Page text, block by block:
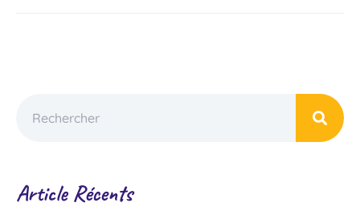
Article Récents